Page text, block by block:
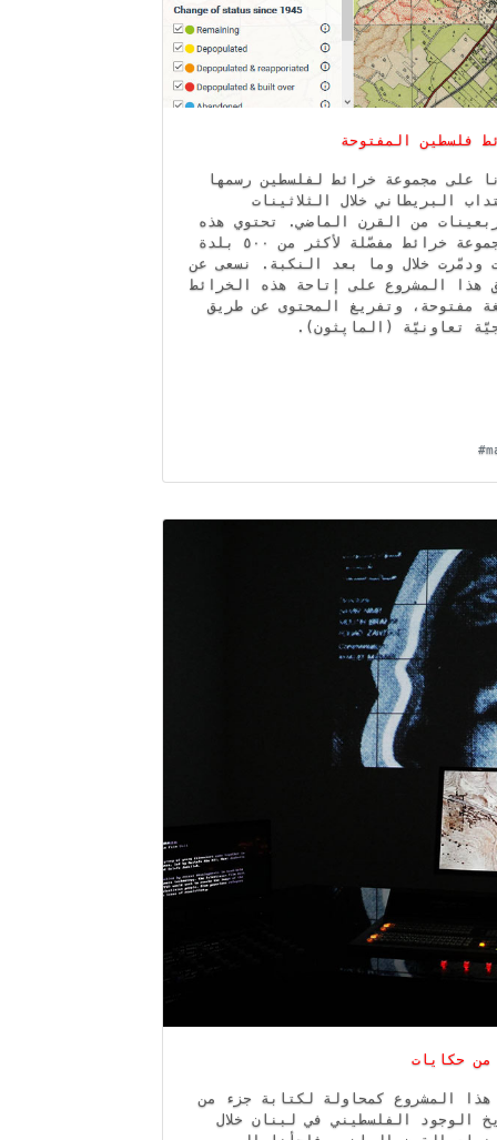
فلسطين المفتوحة
على مجموعة خرائط لفلسطين رسمها
البريطاني خلال الثلاثينات
من القرن الماضي. تحتوي هذه
المجموعة خرائط مفصّلة لأكثر من ٥٠٠ بلدة
ودمّرت خلال وما بعد النكبة. نسعى عن
هذا المشروع على إتاحة هذه الخرائط
مفتوحة، وتفريغ المحتوى عن طريق
تعاونيّة (الماپثون).
من حكايات
هذا المشروع كمحاولة لكتابة جزء من
الوجود الفلسطيني في لبنان خلال